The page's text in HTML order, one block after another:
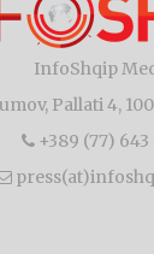
InfoShqip
Pallati 4,
+389 (77)